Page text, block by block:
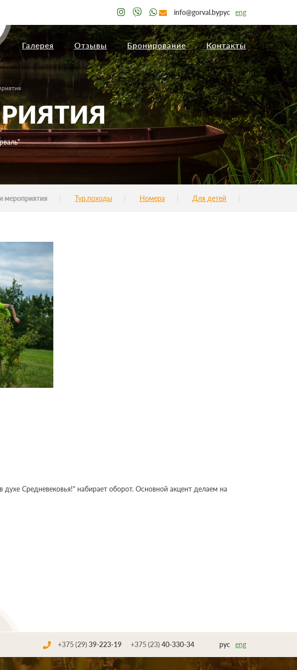
info@gorval.byрус eng
Галерея Отзывы Бронирование Контакты
мероприятия Тур.походы Номера Для детей
Средневековья!" набирает оборот. Основной акцент делаем на
+375 (29)39-223-19 +375 (23)40-330-34 рус eng